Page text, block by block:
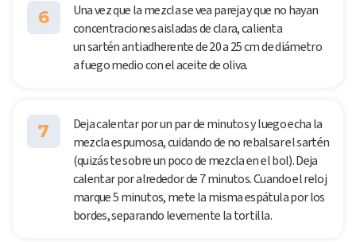
6
Una vez que la mezcla se vea pareja y que no hayan
concentraciones aisladas de clara, calienta
un sartén antiadherente de 20 a 25 cm de diámetro
a fuego medio con el aceite de oliva.
7
Deja calentar por un par de minutos y luego echa la
mezcla espumosa, cuidando de no rebalsar el sartén
(quizás te sobre un poco de mezcla en el bol). Deja
calentar por alrededor de 7 minutos. Cuando el reloj
marque 5 minutos, mete la misma espátula por los
bordes, separando levemente la tortilla.